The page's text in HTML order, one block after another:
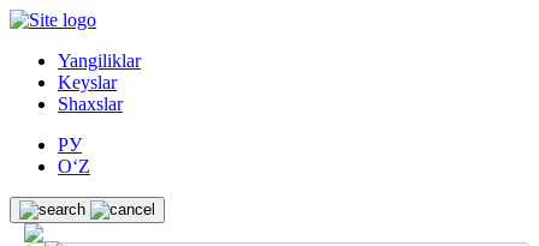
Yangiliklar
Keyslar
Shaxslar
РУ
O‘Z